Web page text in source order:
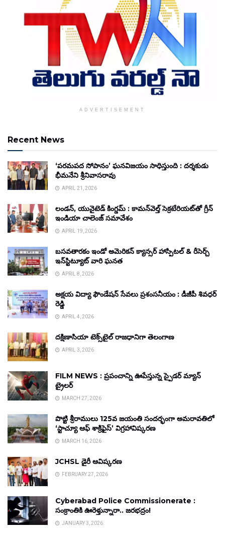
ADVERTISEMENT
Recent News
‘పరమపద సోపానం’ ఘనవిజయం సాధిస్తుంది : దర్శకుడు
భీమనేని శ్రీనివాసరావు
APRIL 21, 2026
లండన్, యునైటెడ్ కింగ్డమ్ : కామన్‌వెల్త్ సెక్రటేరియట్‌తో గ్రీన్
ఇండియా చాలెంజ్ సమావేశం
APRIL 19, 2026
బసవతారకం ఇండో అమెరికన్ క్యాన్సర్ హాస్పిటల్ & రీసెర్చ్
ఇన్‌స్టిట్యూట్ వారి ఘనత
APRIL 8, 2026
అక్షయ విద్యా ఫౌండేషన్ సేవలు ప్రశంసనీయం : డీజీపీ శివధర్
రెడ్డి
APRIL 4, 2026
దక్షిణాసియా టెక్స్‌టైల్ రాజధానిగా తెలంగాణ
APRIL 3, 2026
FILM NEWS : ప్రపంచాన్ని ఊపేస్తున్న స్పైడర్ మ్యాన్
ట్రైలర్
MARCH 27, 2026
పొట్టి శ్రీరాములు 125వ జయంతి సందర్భంగా అమరావతిలో
‘స్టాచ్యూ ఆఫ్ శాక్రిఫైస్’ విగ్రహావిష్కరణ
MARCH 16, 2026
JCHSL డైరీ ఆవిష్కరణ
FEBRUARY 27, 2026
Cyberabad Police Commissionerate :
సంక్రాంతికి ఊరెళ్తున్నారా.. జరభద్రం!
JANUARY 3, 2026